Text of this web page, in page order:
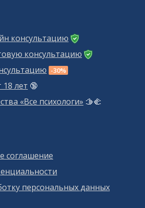
консультацию
консультацию
-30%
лет 🔞
«Все психологи» 🫱‍🫲
соглашение
персональных данных